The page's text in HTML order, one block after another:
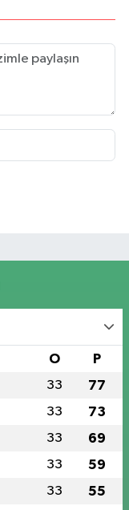
O P
33 77
33 73
33 69
33 59
33 55